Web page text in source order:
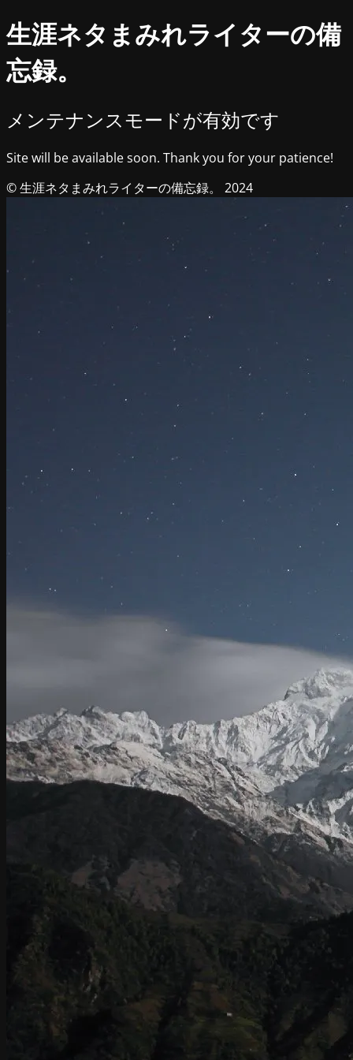
生涯ネタまみれライターの備
忘録。
メンテナンスモードが有効です
Site will be available soon. Thank you for your patience!
© 生涯ネタまみれライターの備忘録。 2024